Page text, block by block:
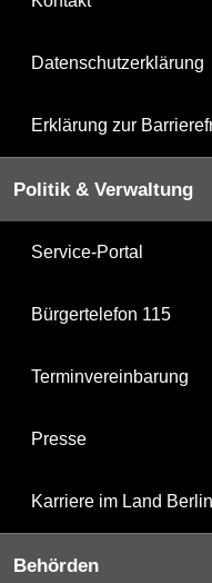
Datenschutzerklärung
Erklärung zur
Politik & Verwaltung
Service-Portal
Bürgertelefon 115
Terminvereinbarung
Presse
Karriere im Land Berlin
Behörden